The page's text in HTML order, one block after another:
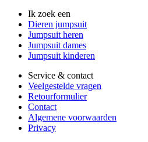
Ik zoek een
Dieren jumpsuit
Jumpsuit heren
Jumpsuit dames
Jumpsuit kinderen
Service & contact
Veelgestelde vragen
Retourformulier
Contact
Algemene voorwaarden
Privacy